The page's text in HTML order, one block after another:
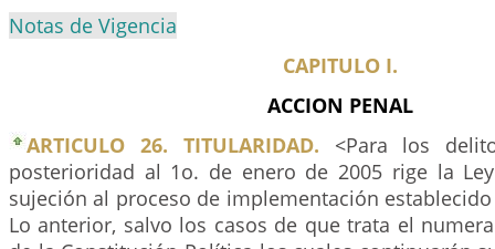
Notas de Vigencia
CAPITULO I.
ACCION PENAL
ARTICULO 26. TITULARIDAD. <Para los
posterioridad al 1o. de enero de 2005 rige la
sujeción al proceso de implementación
Lo anterior, salvo los casos de que trata el